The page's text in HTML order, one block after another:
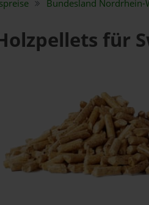
Bundesland Nordrhein-
für